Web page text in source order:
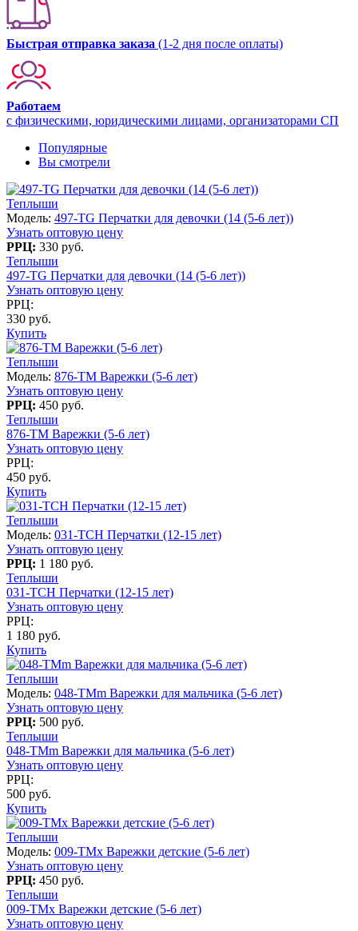
Быстрая отправка заказа (1-2 дня после оплаты)
Работаем
с физическими, юридическими лицами, организаторами СП
Популярные
Вы смотрели
Теплыши
Модель: 497-TG Перчатки для девочки (14 (5-6 лет))
Узнать оптовую цену
РРЦ: 330 руб.
Теплыши
497-TG Перчатки для девочки (14 (5-6 лет))
Узнать оптовую цену
РРЦ:
330 руб.
Купить
Теплыши
Модель: 876-TM Варежки (5-6 лет)
Узнать оптовую цену
РРЦ: 450 руб.
Теплыши
876-TM Варежки (5-6 лет)
Узнать оптовую цену
РРЦ:
450 руб.
Купить
Теплыши
Модель: 031-TCH Перчатки (12-15 лет)
Узнать оптовую цену
РРЦ: 1 180 руб.
Теплыши
031-TCH Перчатки (12-15 лет)
Узнать оптовую цену
РРЦ:
1 180 руб.
Купить
Теплыши
Модель: 048-TMm Варежки для мальчика (5-6 лет)
Узнать оптовую цену
РРЦ: 500 руб.
Теплыши
048-TMm Варежки для мальчика (5-6 лет)
Узнать оптовую цену
РРЦ:
500 руб.
Купить
Теплыши
Модель: 009-TMx Варежки детские (5-6 лет)
Узнать оптовую цену
РРЦ: 450 руб.
Теплыши
009-TMx Варежки детские (5-6 лет)
Узнать оптовую цену